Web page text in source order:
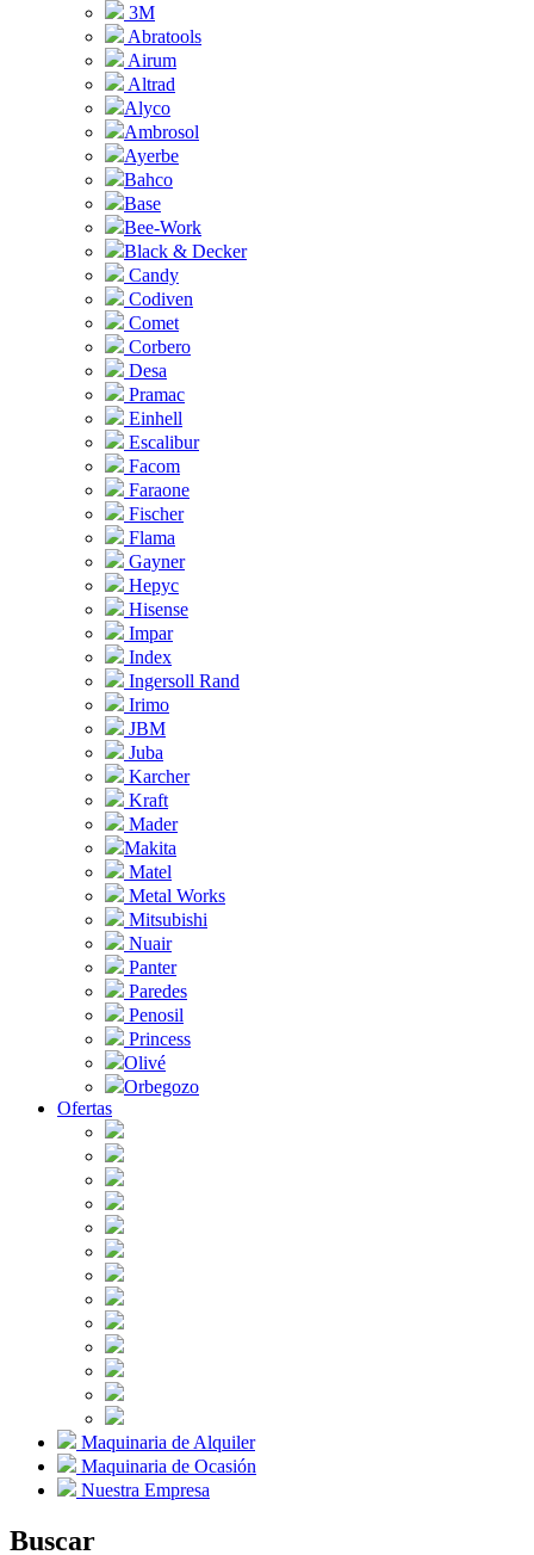
3M
Abratools
Airum
Altrad
Alyco
Ambrosol
Ayerbe
Bahco
Base
Bee-Work
Black & Decker
Candy
Codiven
Comet
Corbero
Desa
Pramac
Einhell
Escalibur
Facom
Faraone
Fischer
Flama
Gayner
Hepyc
Hisense
Impar
Index
Ingersoll Rand
Irimo
JBM
Juba
Karcher
Kraft
Mader
Makita
Matel
Metal Works
Mitsubishi
Nuair
Panter
Paredes
Penosil
Princess
Olivé
Orbegozo
Ofertas
Maquinaria de Alquiler
Maquinaria de Ocasión
Nuestra Empresa
Buscar